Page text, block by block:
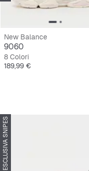
New Balance
9060
8 Colori
Prezzo
189,99 €
ESCLUSIVA SNIPES